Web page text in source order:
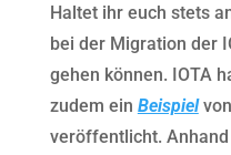
Haltet ihr euch stets
bei der Migration der
gehen können. IOTA
zudem ein Beispiel
veröffentlicht.